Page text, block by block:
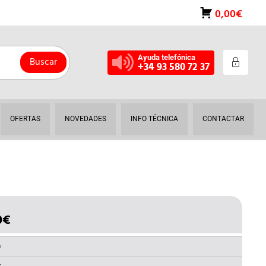
0,00€
Buscar Ayuda telefónica
+34 93 580 72 37
OFERTAS NOVEDADES INFO TÉCNICA CONTACTAR
€EL
PRECIO
ES: